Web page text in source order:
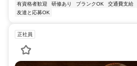
有資格者歓迎
研修あり ブランクOK 交通費支給
友達と応募OK
正社員